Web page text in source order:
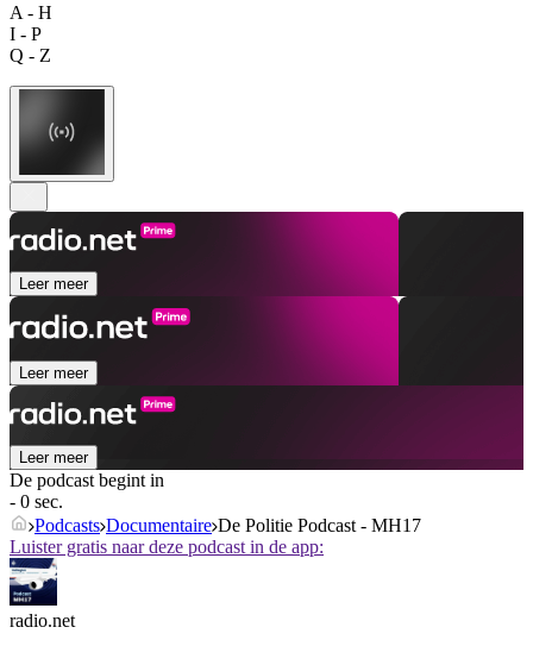
A - H
I - P
Q - Z
Leer meer
Leer meer
Leer meer
De podcast begint in
- 0 sec.
Podcasts Documentaire De Politie Podcast - MH17
Luister gratis naar deze podcast in de app:
radio.net